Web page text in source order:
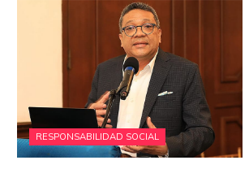
RESPONSABILIDAD SOCIAL